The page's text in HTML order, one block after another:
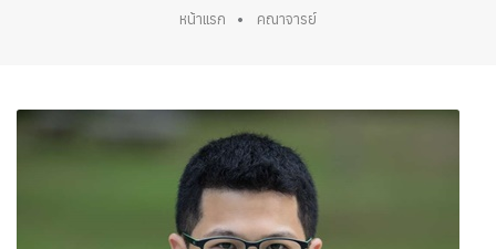
หน้าแรก คณาจารย์